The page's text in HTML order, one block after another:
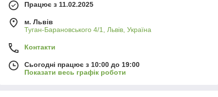
Працює з 11.02.2025
м. Львів
Туган-Барановського 4/1, Львів, Україна
Контакти
Сьогодні працює з 10:00 до 19:00
Показати весь графік роботи